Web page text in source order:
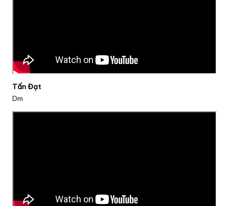
Tấn Đạt
Dm